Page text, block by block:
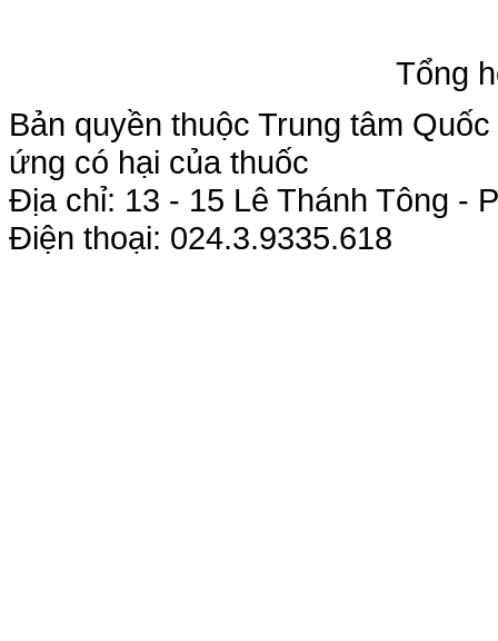
Tổng
Bản quyền thuộc Trung tâm
ứng có hại của thuốc
Địa chỉ: 13 - 15 Lê Thánh Tông -
Điện thoại: 024.3.9335.618